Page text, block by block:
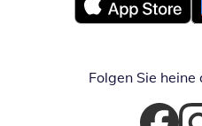
Öffnet in neuem
Folgen Sie